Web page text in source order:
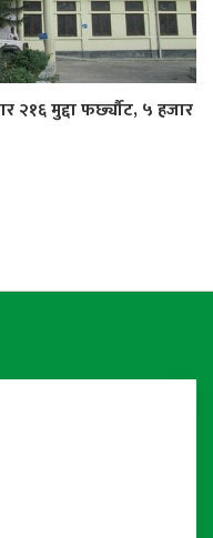
२१६ मुद्दा फर्छ्यौट, ५ हजार